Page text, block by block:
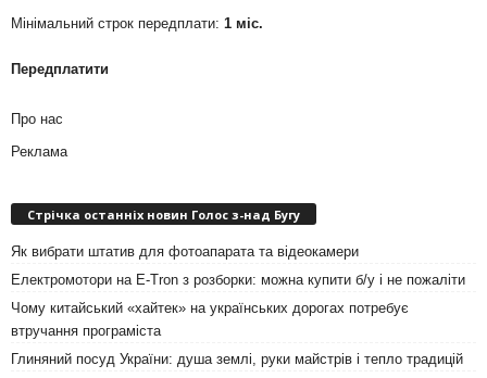
Мінімальний строк передплати: 1 міс.
Передплатити
Про нас
Реклама
Стрічка останніх новин Голос з-над Бугу
Як вибрати штатив для фотоапарата та відеокамери
Електромотори на E-Tron з розборки: можна купити б/у і не пожаліти
Чому китайський «хайтек» на українських дорогах потребує
втручання програміста
Глиняний посуд України: душа землі, руки майстрів і тепло традицій